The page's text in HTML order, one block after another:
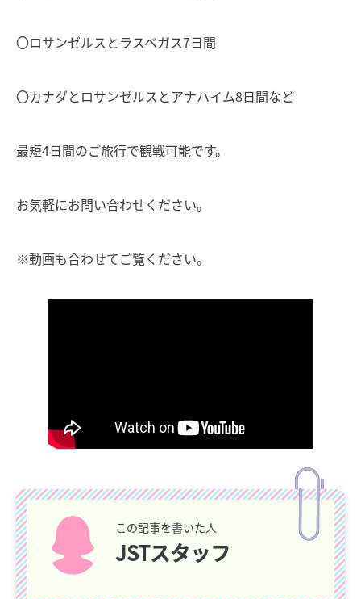
〇ロサンゼルスとラスベガス7日間
〇カナダとロサンゼルスとアナハイム8日間など
最短4日間のご旅行で観戦可能です。
お気軽にお問い合わせください。
※動画も合わせてご覧ください。
この記事を書いた人
JSTスタッフ